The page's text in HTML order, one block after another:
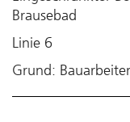
Brausebad
Linie 6
Grund: